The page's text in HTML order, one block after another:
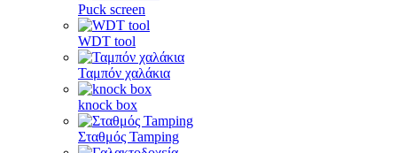
Puck screen
WDT tool
Ταμπόν χαλάκια
knock box
Σταθμός Tamping